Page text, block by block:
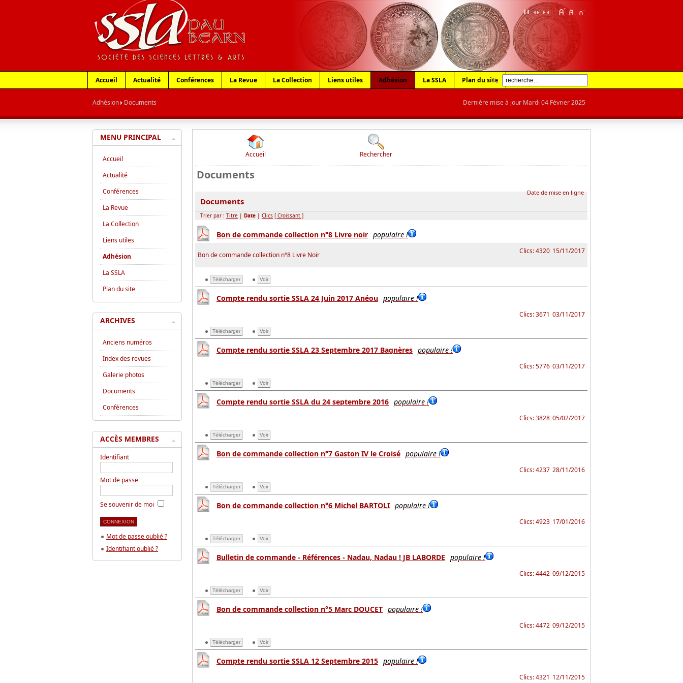
Accueil Actualité Conférences La Revue La Collection Liens utiles Adhésion La SSLA Plan du site
Adhésion Documents Dernière mise à jour Mardi 04 Février 2025
Accueil Rechercher
Documents
Documents
Date de mise en ligne
Trier par : Titre | Date | Clics [ Croissant ]
Bon de commande collection n°8 Livre noir populaire !
15/11/2017
Clics: 4320
Bon de commande collection n°8 Livre Noir
Télécharger Voir
Compte rendu sortie SSLA 24 Juin 2017 Anéou populaire !
03/11/2017
Clics: 3671
Télécharger Voir
Compte rendu sortie SSLA 23 Septembre 2017 Bagnères populaire !
03/11/2017
Clics: 5776
Télécharger Voir
Compte rendu sortie SSLA du 24 septembre 2016 populaire !
05/02/2017
Clics: 3828
Télécharger Voir
Bon de commande collection n°7 Gaston IV le Croisé populaire !
28/11/2016
Clics: 4237
Télécharger Voir
Bon de commande collection n°6 Michel BARTOLI populaire !
17/01/2016
Clics: 4923
Télécharger Voir
Bulletin de commande - Références - Nadau, Nadau ! JB LABORDE populaire !
09/12/2015
Clics: 4442
Télécharger Voir
Bon de commande collection n°5 Marc DOUCET populaire !
09/12/2015
Clics: 4472
Télécharger Voir
Compte rendu sortie SSLA 12 Septembre 2015 populaire !
12/11/2015
Clics: 4321
MENU PRINCIPAL
Accueil
Actualité
Conférences
La Revue
La Collection
Liens utiles
Adhésion
La SSLA
Plan du site
ARCHIVES
Anciens numéros
Index des revues
Galerie photos
Documents
Conférences
ACCÈS MEMBRES
Identifiant
Mot de passe
Se souvenir de moi
Mot de passe oublié ?
Identifiant oublié ?